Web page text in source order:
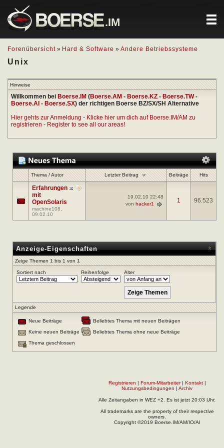
.IM
Forenübersicht » Hard & Software » Andere Betriebssysteme
Unix
Hinweise
Willkommen bei Boerse.IM (Boerse.AM - Boerse.KZ - Boerse.TW-
Boerse.AI - Boerse.SX) der richtigen Boerse BZ/SX/SH Alternative
Hier gehts zur Anmeldung - Klicke hier um dich auf Boerse.IM/AM zu
registrieren - Register to see all our areas!
Thema/Autor Letzter Beitrag Beiträge Hits
Erfahrungen
mit
OpenSolaris
machine108
09.02.10
19.02.10 22:48
von hacker1 1 96.523
Anzeige-Eigenschaften
Zeige Themen 1 bis 1 von 1
Sortiert nach Reihenfolge Alter
Legende
Neue Beiträge
Beliebtes Thema mit neuen Beiträgen
Keine neuen Beiträge
Beliebtes Thema ohne neue Beiträge
Thema geschlossen
Registrieren | Forum-Mitarbeiter| Kontakt|
Nutzungsbedingungen | Archiv
Alle Zeitangaben in WEZ +2. Es ist jetzt 20:03 Uhr.
All trademarks are the property of their respective
owners.
Copyright ©2019 Boerse.IM/AM/IO/AI